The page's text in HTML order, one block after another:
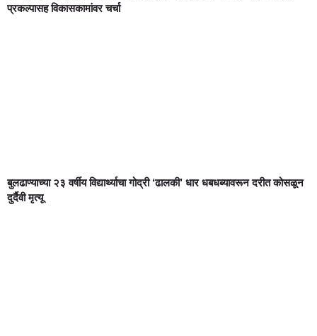
प्रकल्पासह विकासकामांवर चर्चा
बुलढाण्याच्या २३ वर्षीय विद्यार्थ्याचा गोद्री ‘ढालकी’ धार धबधब्यावरून दरीत कोसळून
दुर्दैवी मृत्यू